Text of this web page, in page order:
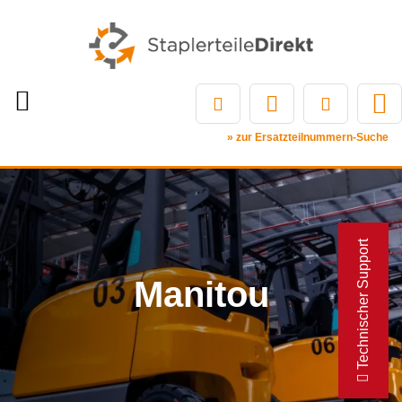
Technischer Support
» zur Ersatzteilnummern-Suche
Manitou